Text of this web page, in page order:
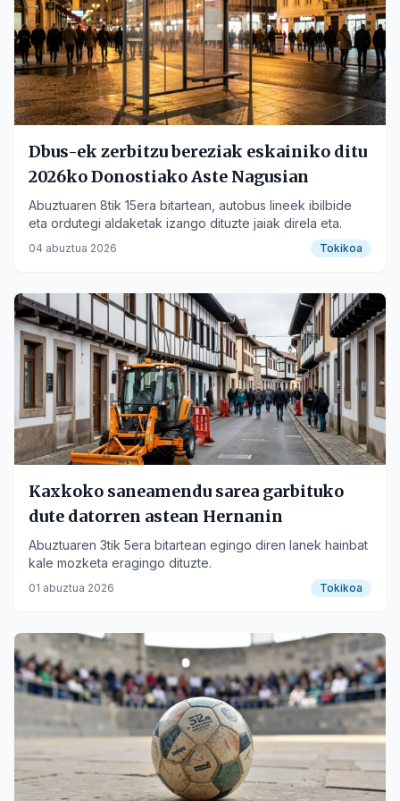
Dbus-ek zerbitzu bereziak eskainiko ditu
2026ko Donostiako Aste Nagusian
Abuztuaren 8tik 15era bitartean, autobus lineek ibilbide
eta ordutegi aldaketak izango dituzte jaiak direla eta.
04 abuztua 2026 Tokikoa
Kaxkoko saneamendu sarea garbituko
dute datorren astean Hernanin
Abuztuaren 3tik 5era bitartean egingo diren lanek hainbat
kale mozketa eragingo dituzte.
01 abuztua 2026 Tokikoa